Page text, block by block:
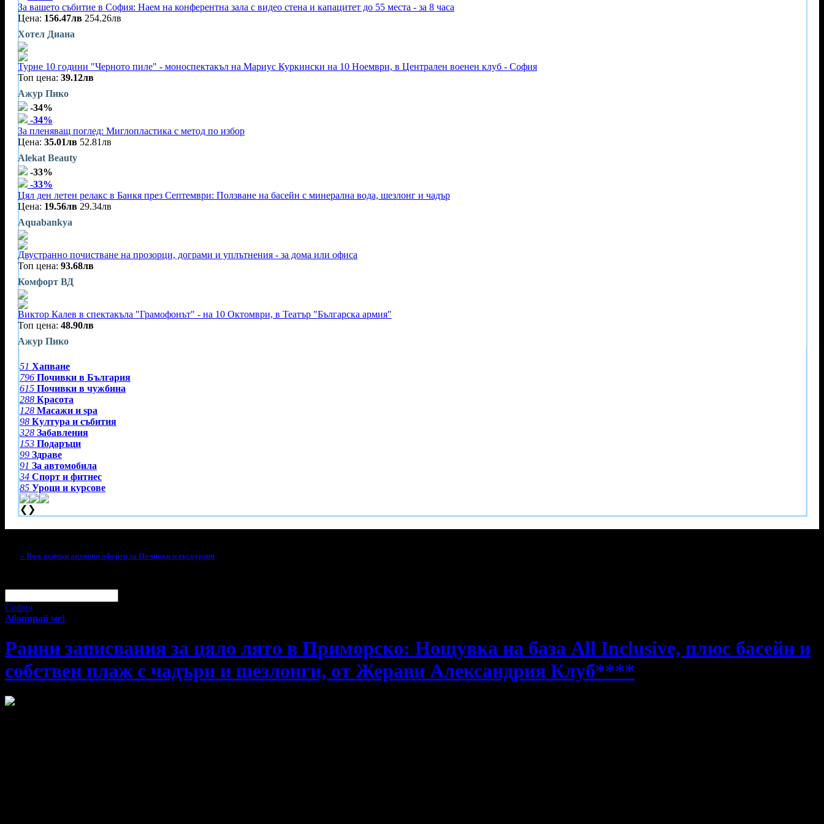
За вашето събитие в София: Наем на конферентна зала с видео стена и капацитет до 55 места - за 8 часа
Цена: 156.47лв 254.26лв
Хотел Диана
Турне 10 години "Черното пиле" - моноспектакъл на Мариус Куркински на 10 Ноември, в Централен военен клуб - София
Топ цена: 39.12лв
Ажур Пико
-34%
-34%
За пленяващ поглед: Миглопластика с метод по избор
Цена: 35.01лв 52.81лв
Alekat Beauty
-33%
-33%
Цял ден летен релакс в Банкя през Септември: Ползване на басейн с минерална вода, шезлонг и чадър
Цена: 19.56лв 29.34лв
Aquabankya
Двустранно почистване на прозорци, дограми и уплътнения - за дома или офиса
Топ цена: 93.68лв
Комфорт ВД
Виктор Калев в спектакъла "Грамофонът" - на 10 Октомври, в Театър "Българска армия"
Топ цена: 48.90лв
Ажур Пико
51 Хапване
796 Почивки в България
615 Почивки в чужбина
288 Красота
128 Масажи и spa
98 Култура и събития
328 Забавления
153 Подаръци
99 Здраве
91 За автомобила
34 Спорт и фитнес
85 Уроци и курсове
❮ ❯
» Виж всички активни оферти за Почивки и екскурзии
София
Абонирай ме!
Ранни записвания за цяло лято в Приморско: Нощувка на база All Inclusive, плюс басейн и
собствен плаж с чадъри и шезлонги, от Жерави Александрия Клуб****